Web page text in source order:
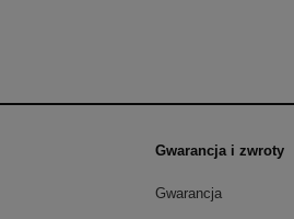
Gwarancja i zwroty
Gwarancja